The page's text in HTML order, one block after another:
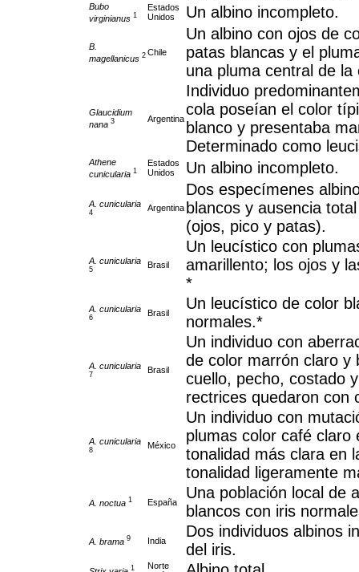
Bubo
virginianus 1
Estados
Unidos
Un albino incompleto.
B.
magellanicus 2 Chile
Un albino con ojos de
patas blancas y el
una pluma central de
Glaucidium
nana 3 Argentina
Individuo
cola poseían el color
blanco y presentaba
Determinado como
Athene
cunicularia 1
Estados
Unidos
Un albino incompleto.
A. cunicularia
4 Argentina
Dos especímenes
blancos y ausencia
(ojos, pico y patas).
A. cunicularia
5 Brasil
Un leucístico con
amarillento; los ojos y
*
A. cunicularia
6 Brasil
Un leucístico de color
normales.*
A. cunicularia
7 Brasil
Un individuo con
de color marrón claro y
cuello, pecho, costado
rectrices quedaron con
A. cunicularia
8 México
Un individuo con
plumas color café claro
tonalidad más clara en
tonalidad ligeramente
A. noctua 1 España
Una población local de
blancos con iris
A. brama 9 India
Dos individuos albinos
del iris.
1
Norte